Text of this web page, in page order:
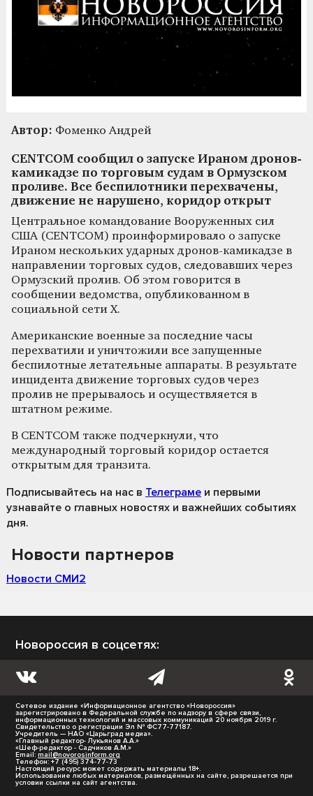
Автор: Фоменко Андрей
CENTCOM сообщил о запуске Ираном дронов-
камикадзе по торговым судам в Ормузском
проливе. Все беспилотники перехвачены,
движение не нарушено, коридор открыт
Центральное командование Вооруженных сил
США (CENTCOM) проинформировало о запуске
Ираном нескольких ударных дронов-камикадзе в
направлении торговых судов, следовавших через
Ормузский пролив. Об этом говорится в
сообщении ведомства, опубликованном в
социальной сети X.
Американские военные за последние часы
перехватили и уничтожили все запущенные
беспилотные летательные аппараты. В результате
инцидента движение торговых судов через
пролив не прерывалось и осуществляется в
штатном режиме.
В CENTCOM также подчеркнули, что
международный торговый коридор остается
открытым для транзита.
Подписывайтесь на нас в Телеграме и первыми
узнавайте о главных новостях и важнейших событиях
дня.
Новости партнеров
Новости СМИ2
Новороссия в соцсетях:
Сетевое издание «Информационное агентство «Новороссия»
зарегистрировано в Федеральной службе по надзору в сфере связи,
информационных технологий и массовых коммуникаций 20 ноября 2019 г.
Свидетельство о регистрации Эл № ФС77-77187.
Учредитель — НАО «Царьград медиа».
«Главный редактор- Лукьянов А.А.»
«Шеф-редактор - Садчиков А.М.»
Email: mail@novorosinform.org
Телефон: +7 (495) 374-77-73
Настоящий ресурс может содержать материалы 18+.
Использование любых материалов, размещённых на сайте, разрешается при
условии ссылки на сайт агентства.